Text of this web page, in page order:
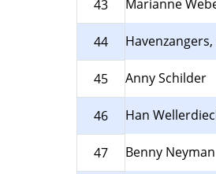
43 Marianne
44 Havenzangers,
45 Anny Schilder
46 Han
47 Benny Neyman